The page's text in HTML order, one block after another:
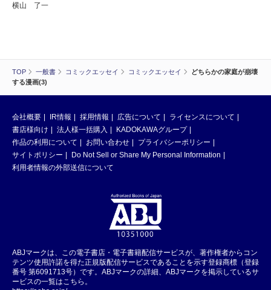
TOP 一般書 コミックエッセイ コミックエッセイ
どちらかの家庭が崩壊
する漫画(3)
横山 了一
会社概要 IR情報 採用情報 広告について
ライセンスについて
書店様向け
法人様一括購入
KADOKAWAグループ
作品の利用について
お問い合わせ
プライバシーポリシー
サイトポリシー
Do Not Sell or Share My Personal Information
利用者情報の外部送信について
ABJマークは、この電子書店・電子書籍配信サービスが、著作権者からコン
テンツ使用許諾を得た正規版配信サービスであることを示す登録商標（登録
番号 第6091713号）です。ABJマークの詳細、ABJマークを掲示しているサ
ービスの一覧はこちら。